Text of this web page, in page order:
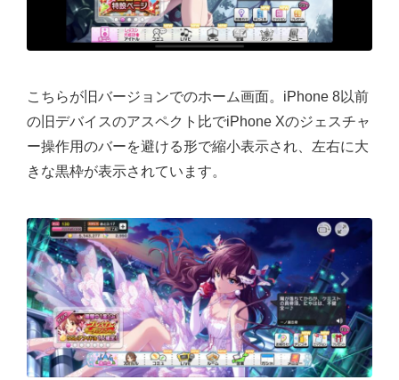
こちらが旧バージョンでのホーム画面。iPhone 8以前
の旧デバイスのアスペクト比でiPhone Xのジェスチャ
ー操作用のバーを避ける形で縮小表示され、左右に大
きな黒枠が表示されています。